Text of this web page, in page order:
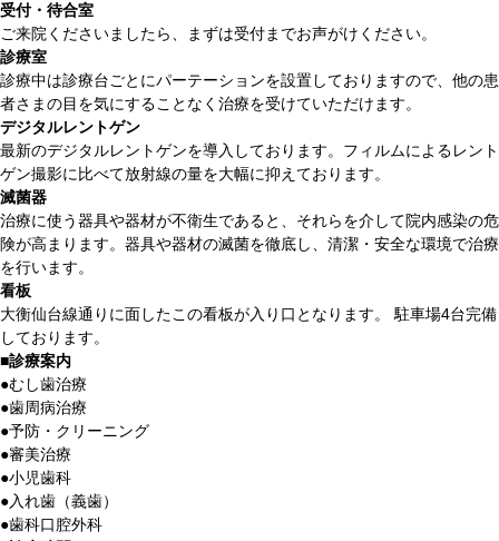
受付・待合室
ご来院くださいましたら、まずは受付までお声がけください。
診療室
診療中は診療台ごとにパーテーションを設置しておりますので、他の患
者さまの目を気にすることなく治療を受けていただけます。
デジタルレントゲン
最新のデジタルレントゲンを導入しております。フィルムによるレント
ゲン撮影に比べて放射線の量を大幅に抑えております。
滅菌器
治療に使う器具や器材が不衛生であると、それらを介して院内感染の危
険が高まります。器具や器材の滅菌を徹底し、清潔・安全な環境で治療
を行います。
看板
大衡仙台線通りに面したこの看板が入り口となります。 駐車場4台完備
しております。
■診療案内
●むし歯治療
●歯周病治療
●予防・クリーニング
●審美治療
●小児歯科
●入れ歯（義歯）
●歯科口腔外科